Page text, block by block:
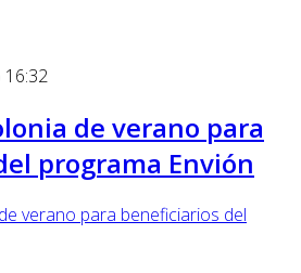
16:32
de verano para
programa Envión